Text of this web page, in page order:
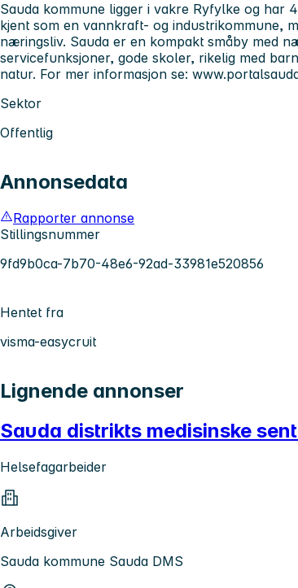
Sauda kommune ligger i vakre Ryfylke og har
kjent som en vannkraft- og industrikommune,
næringsliv. Sauda er en kompakt småby med
servicefunksjoner, gode skoler, rikelig med
natur. For mer informasjon se:
Sektor
Offentlig
Annonsedata
Rapporter annonse
Stillingsnummer
9fd9b0ca-7b70-48e6-92ad-33981e520856
Hentet fra
visma-easycruit
Lignende annonser
Sauda distrikts medisinske
Helsefagarbeider
Arbeidsgiver
Sauda kommune Sauda DMS